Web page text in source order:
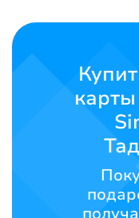
Свяжитесь
SIGN UP